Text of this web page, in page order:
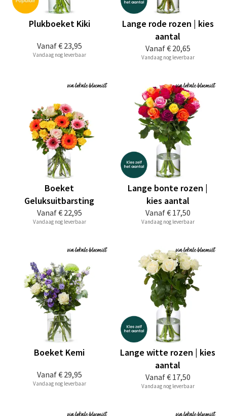
Vanaf€ 23,95
Plukboeket Kiki
Vandaag nog leverbaar
Vanaf€ 20,65
Lange rode rozen | kies
aantal
Vandaag nog leverbaar
Vanaf€ 22,95
Boeket
Geluksuitbarsting
Vandaag nog leverbaar
Vanaf€ 17,50
Lange bonte rozen |
kies aantal
Vandaag nog leverbaar
Vanaf€ 29,95
Boeket Kemi
Vandaag nog leverbaar
Vanaf€ 17,50
Lange witte rozen | kies
aantal
Vandaag nog leverbaar